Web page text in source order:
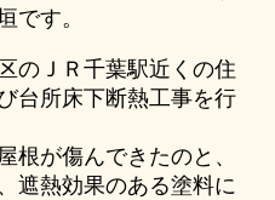
です。
のＪＲ千葉駅近くの住
台所床下断熱工事を行
根が傷んできたのと、
遮熱効果のある塗料に